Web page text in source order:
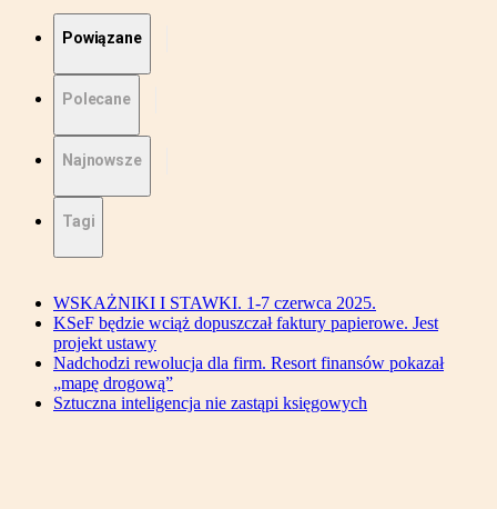
Powiązane
Polecane
Najnowsze
Tagi
WSKAŻNIKI I STAWKI. 1-7 czerwca 2025.
KSeF będzie wciąż dopuszczał faktury papierowe. Jest
projekt ustawy
Nadchodzi rewolucja dla firm. Resort finansów pokazał
„mapę drogową”
Sztuczna inteligencja nie zastąpi księgowych